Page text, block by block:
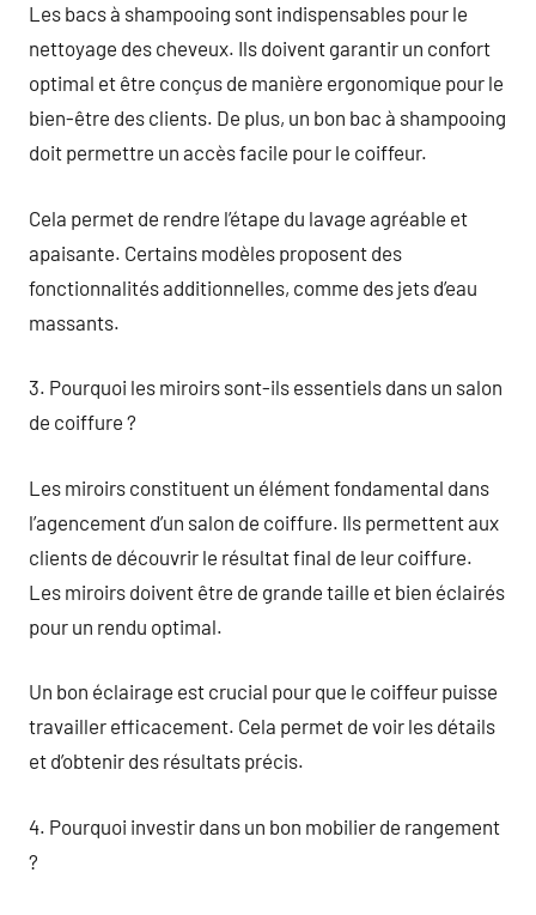
Les bacs à shampooing sont indispensables pour le
nettoyage des cheveux. Ils doivent garantir un confort
optimal et être conçus de manière ergonomique pour le
bien-être des clients. De plus, un bon bac à shampooing
doit permettre un accès facile pour le coiffeur.
Cela permet de rendre l’étape du lavage agréable et
apaisante. Certains modèles proposent des
fonctionnalités additionnelles, comme des jets d’eau
massants.
3. Pourquoi les miroirs sont-ils essentiels dans un salon
de coiffure ?
Les miroirs constituent un élément fondamental dans
l’agencement d’un salon de coiffure. Ils permettent aux
clients de découvrir le résultat final de leur coiffure.
Les miroirs doivent être de grande taille et bien éclairés
pour un rendu optimal.
Un bon éclairage est crucial pour que le coiffeur puisse
travailler efficacement. Cela permet de voir les détails
et d’obtenir des résultats précis.
4. Pourquoi investir dans un bon mobilier de rangement
?